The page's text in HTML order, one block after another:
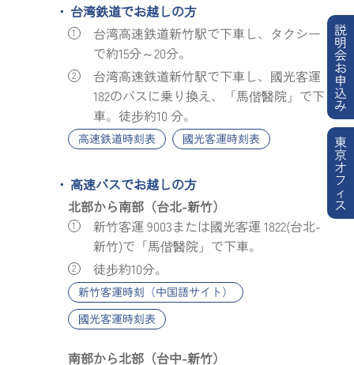
台湾鉄道でお越しの方
台湾高速鉄道新竹駅で下車し、タクシー
で約15分～20分。
台湾高速鉄道新竹駅で下車し、國光客運
182のバスに乗り換え、「馬偕醫院」で下
車。徒步約10 分。
高速鉄道時刻表 國光客運時刻表
高速バスでお越しの方
北部から南部（台北-新竹）
新竹客運 9003または國光客運 1822(台北-
新竹)で「馬偕醫院」で下車。
徒步約10分。
新竹客運時刻（中国語サイト）
國光客運時刻表
南部から北部（台中-新竹）
説
明
会
お
申
込
み
東
京
オ
フ
ィ
ス